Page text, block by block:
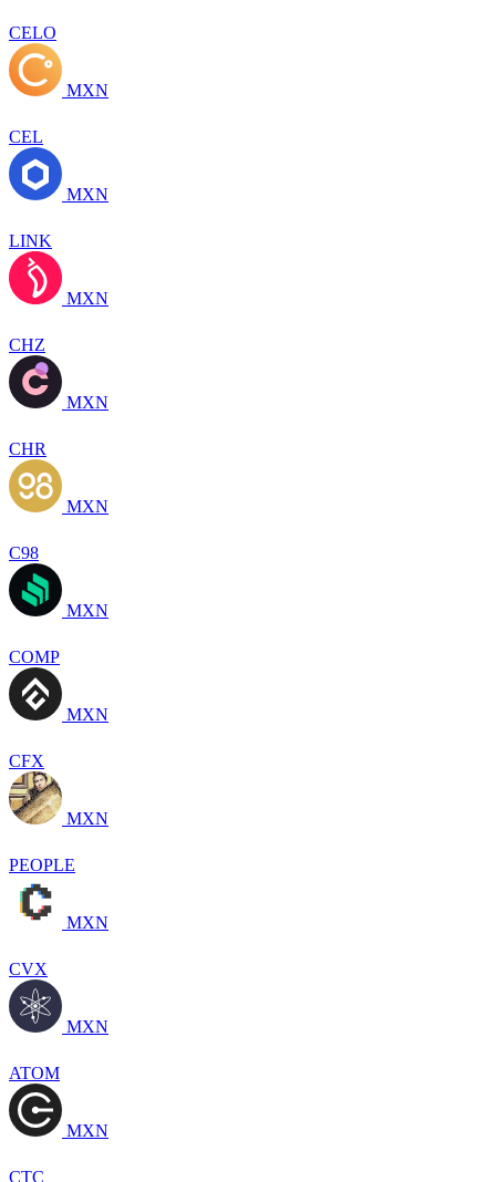
CELO
MXN
CEL
MXN
LINK
MXN
CHZ
MXN
CHR
MXN
C98
MXN
COMP
MXN
CFX
MXN
PEOPLE
MXN
CVX
MXN
ATOM
MXN
CTC